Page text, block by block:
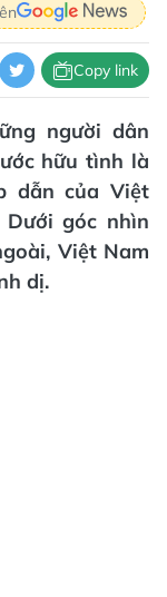
Copy link
người dân
hữu tình là
dẫn của Việt
góc nhìn
Việt Nam
dị.